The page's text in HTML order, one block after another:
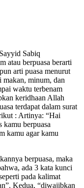
Sabiq
atau berpuasa berarti
arti puasa menurut
makan, minum, dan
waktu terbenam
keridhaan Allah
terdapat dalam surat
: Artinya: “Hai
kamu berpuasa
kamu agar kamu
berpuasa, maka
ada 3 kata kunci
pada kalimat
Kedua, “diwajibkan